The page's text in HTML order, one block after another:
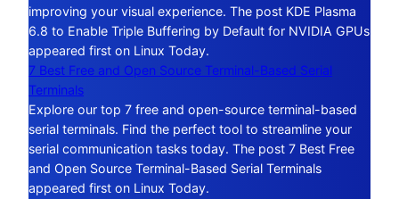
improving your visual experience. The post KDE Plasma
6.8 to Enable Triple Buffering by Default for NVIDIA GPUs
appeared first on Linux Today.
7 Best Free and Open Source Terminal-Based Serial
Terminals
Explore our top 7 free and open-source terminal-based
serial terminals. Find the perfect tool to streamline your
serial communication tasks today. The post 7 Best Free
and Open Source Terminal-Based Serial Terminals
appeared first on Linux Today.